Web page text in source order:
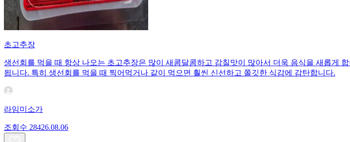
초고추장
생선회를 먹을 때 항상 나오는 초고추장은 많이 새콤달콤하고 감칠맛이 많아서 더욱 음식을 새롭게
됩니다. 특히 생선회를 먹을 때 찍어먹거나 같이 먹으면 훨씬 신선하고 쫄깃한 식감에 감탄합니다.
라임미소가
조회수 28426.08.06